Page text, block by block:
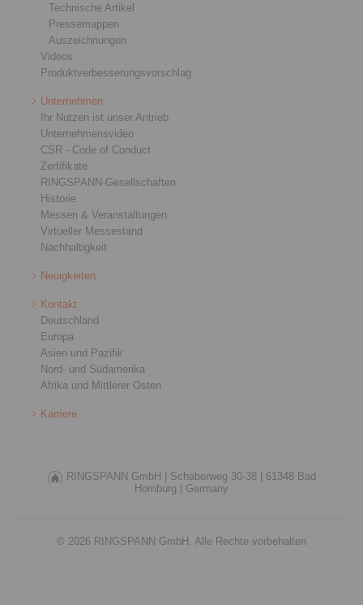
Technische Artikel
Pressemappen
Auszeichnungen
Videos
Produktverbesserungsvorschlag
Unternehmen
Ihr Nutzen ist unser Antrieb
Unternehmensvideo
CSR - Code of Conduct
Zertifikate
RINGSPANN-Gesellschaften
Historie
Messen & Veranstaltungen
Virtueller Messestand
Nachhaltigkeit
Neuigkeiten
Kontakt
Deutschland
Europa
Asien und Pazifik
Nord- und Südamerika
Afrika und Mittlerer Osten
Karriere
RINGSPANN GmbH | Schaberweg 30-38 |
61348 Bad
Homburg |
Germany
© 2026 RINGSPANN GmbH. Alle Rechte vorbehalten